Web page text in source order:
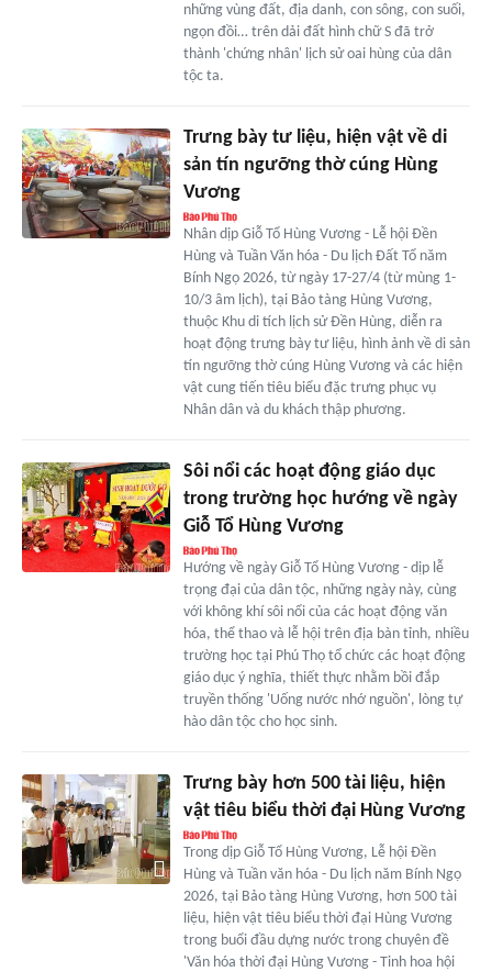
những vùng đất, địa danh, con sông, con suối,
ngọn đồi… trên dải đất hình chữ S đã trở
thành 'chứng nhân' lịch sử oai hùng của dân
tộc ta.
Trưng bày tư liệu, hiện vật về di
sản tín ngưỡng thờ cúng Hùng
Vương
Nhân dịp Giỗ Tổ Hùng Vương - Lễ hội Đền
Hùng và Tuần Văn hóa - Du lịch Đất Tổ năm
Bính Ngọ 2026, từ ngày 17-27/4 (từ mùng 1-
10/3 âm lịch), tại Bảo tàng Hùng Vương,
thuộc Khu di tích lịch sử Đền Hùng, diễn ra
hoạt động trưng bày tư liệu, hình ảnh về di sản
tín ngưỡng thờ cúng Hùng Vương và các hiện
vật cung tiến tiêu biểu đặc trưng phục vụ
Nhân dân và du khách thập phương.
Sôi nổi các hoạt động giáo dục
trong trường học hướng về ngày
Giỗ Tổ Hùng Vương
Hướng về ngày Giỗ Tổ Hùng Vương - dịp lễ
trọng đại của dân tộc, những ngày này, cùng
với không khí sôi nổi của các hoạt động văn
hóa, thể thao và lễ hội trên địa bàn tỉnh, nhiều
trường học tại Phú Thọ tổ chức các hoạt động
giáo dục ý nghĩa, thiết thực nhằm bồi đắp
truyền thống 'Uống nước nhớ nguồn', lòng tự
hào dân tộc cho học sinh.
Trưng bày hơn 500 tài liệu, hiện
vật tiêu biểu thời đại Hùng Vương
Trong dịp Giỗ Tổ Hùng Vương, Lễ hội Đền
Hùng và Tuần văn hóa - Du lịch năm Bính Ngọ
2026, tại Bảo tàng Hùng Vương, hơn 500 tài
liệu, hiện vật tiêu biểu thời đại Hùng Vương
trong buổi đầu dựng nước trong chuyên đề
'Văn hóa thời đại Hùng Vương - Tinh hoa hội